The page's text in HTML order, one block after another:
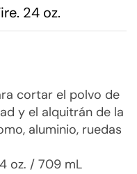
24 oz.
cortar el polvo de
y el alquitrán de la
aluminio, ruedas
oz. / 709 mL